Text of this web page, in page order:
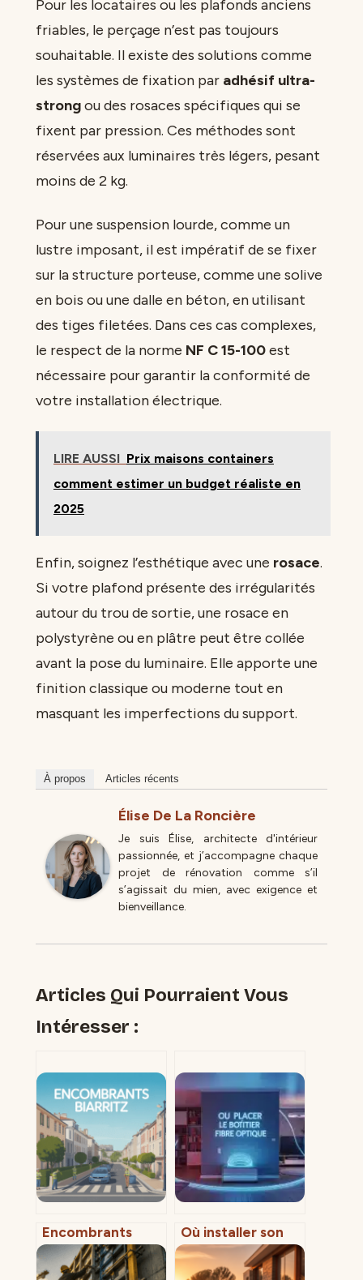
Pour les locataires ou les plafonds anciens
friables, le perçage n’est pas toujours
souhaitable. Il existe des solutions comme
les systèmes de fixation par adhésif ultra-
strongou des rosaces spécifiques qui se
fixent par pression. Ces méthodes sont
réservées aux luminaires très légers, pesant
moins de 2 kg.
Pour une suspension lourde, comme un
lustre imposant, il est impératif de se fixer
sur la structure porteuse, comme une solive
en bois ou une dalle en béton, en utilisant
des tiges filetées. Dans ces cas complexes,
le respect de la norme NF C 15-100est
nécessaire pour garantir la conformité de
votre installation électrique.
LIRE AUSSI Prix maisons containers
comment estimer un budget réaliste en
2025
Enfin, soignez l’esthétique avec une rosace.
Si votre plafond présente des irrégularités
autour du trou de sortie, une rosace en
polystyrène ou en plâtre peut être collée
avant la pose du luminaire. Elle apporte une
finition classique ou moderne tout en
masquant les imperfections du support.
À propos Articles récents
Élise De La Roncière
Je suis Élise, architecte d'intérieur
passionnée, et j’accompagne chaque
projet de rénovation comme s’il
s’agissait du mien, avec exigence et
bienveillance.
Articles Qui Pourraient Vous
Intéresser :
Encombrants
biarritz : solutions
pratiques pour se
Où installer son
boîtier fibre
optique : critères